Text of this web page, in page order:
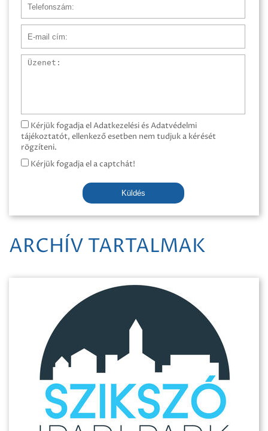
Üzenet
Kérjük fogadja el Adatkezelési és Adatvédelmi
tájékoztatót, ellenkező esetben nem tudjuk a kérését
rögzíteni.
Kérjük fogadja el a captchát!
Küldés
ARCHÍV TARTALMAK